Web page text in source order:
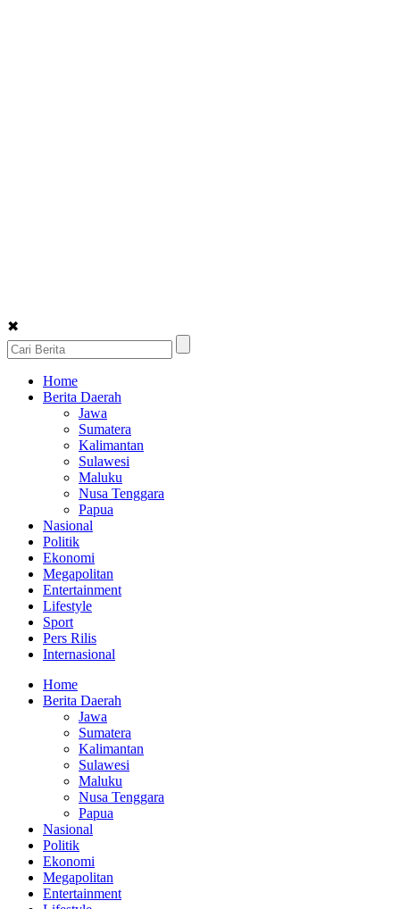
✖
Home
Berita Daerah
Jawa
Sumatera
Kalimantan
Sulawesi
Maluku
Nusa Tenggara
Papua
Nasional
Politik
Ekonomi
Megapolitan
Entertainment
Lifestyle
Sport
Pers Rilis
Internasional
Home
Berita Daerah
Jawa
Sumatera
Kalimantan
Sulawesi
Maluku
Nusa Tenggara
Papua
Nasional
Politik
Ekonomi
Megapolitan
Entertainment